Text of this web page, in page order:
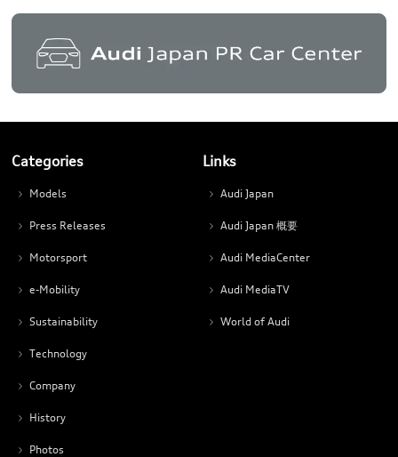
Categories
Models
Press Releases
Motorsport
e-Mobility
Sustainability
Technology
Company
History
Photos
Links
Audi Japan
Audi Japan 概要
Audi MediaCenter
Audi MediaTV
World of Audi